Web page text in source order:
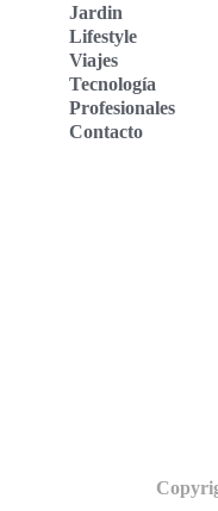
Jardin
Lifestyle
Viajes
Tecnología
Profesionales
Contacto